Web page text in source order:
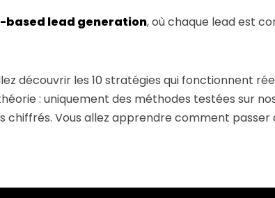
based lead generation, où chaque lead est
découvrir les 10 stratégies qui fonctionnent
: uniquement des méthodes testées sur
Vous allez apprendre comment passer